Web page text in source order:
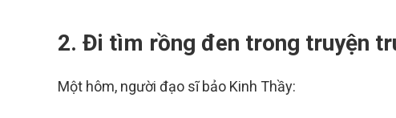
2. Đi tìm rồng đen trong truyện
Một hôm, người đạo sĩ bảo Kinh Thầy: